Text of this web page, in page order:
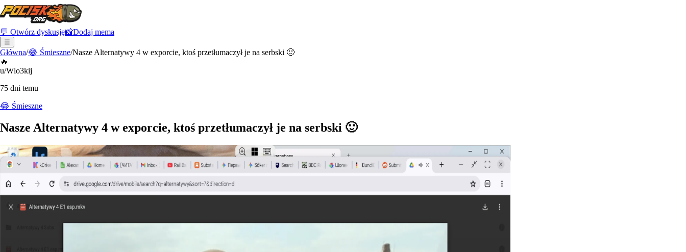
💬 Otwórz dyskusję📸Dodaj mema
☰
Główna/😂 Śmieszne/Nasze Alternatywy 4 w exporcie, ktoś przetłumaczył je na serbski 🙂
🔥
u/Wlo3kij
75 dni temu
😂 Śmieszne
Nasze Alternatywy 4 w exporcie, ktoś przetłumaczył je na serbski 🙂